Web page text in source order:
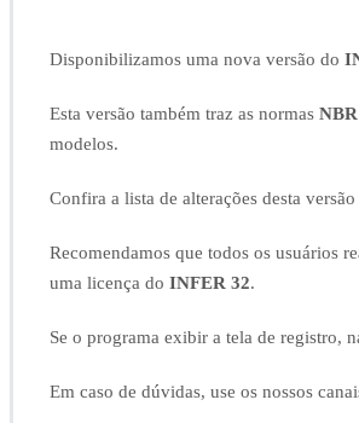
Disponibilizamos uma nova versão do
Esta versão também traz as normas
modelos.
Confira a lista de alterações desta
Recomendamos que todos os usuários
uma licença do INFER 32.
Se o programa exibir a tela de registro,
Em caso de dúvidas, use os nossos